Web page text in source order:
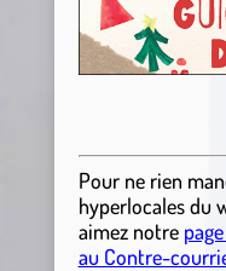
Pour ne rien
hyperlocalesdu
aimez notre
au Contre-